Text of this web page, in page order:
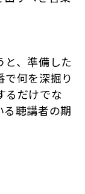
と、準備した
で何を深掘り
るだけでな
る聴講者の期